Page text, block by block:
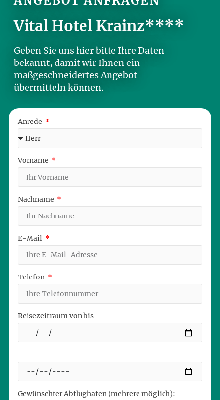
Vital Hotel Krainz****
Geben Sie uns hier bitte Ihre Daten
bekannt, damit wir Ihnen ein
maßgeschneidertes Angebot
übermitteln können.
Anrede
Vorname
Nachname
E-Mail
Telefon
Reisezeitraum von bis
Gewünschter Abflughafen (mehrere möglich):